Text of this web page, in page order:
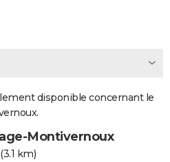
disponible concernant le
Montivernoux
(3.1 km)